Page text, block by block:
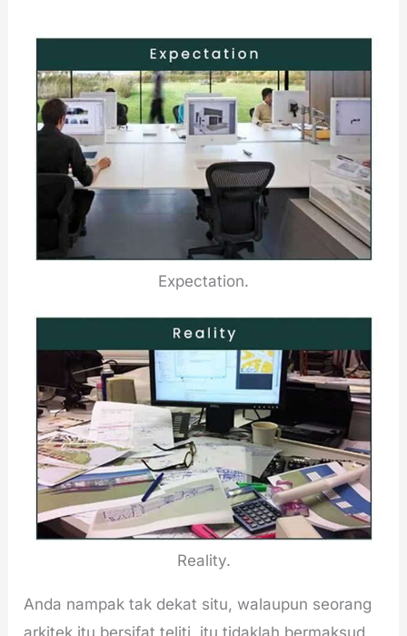
Expectation.
Reality.
Anda nampak tak dekat situ, walaupun seorang
arkitek itu bersifat teliti, itu tidaklah bermaksud